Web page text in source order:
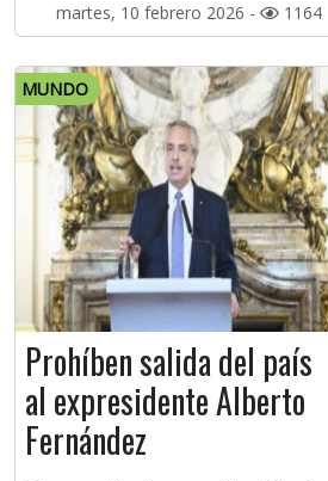
martes, 10 febrero 2026 - 1164
MUNDO
Prohíben salida del país
al expresidente Alberto
Fernández